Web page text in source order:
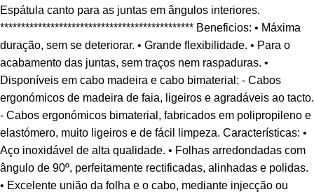
Espátula canto para as juntas em ângulos interiores.
********************************************** Beneficios: • Máxima
duração, sem se deteriorar. • Grande flexibilidade. • Para o
acabamento das juntas, sem traços nem raspaduras. •
Disponíveis em cabo madeira e cabo bimaterial: - Cabos
ergonómicos de madeira de faia, ligeiros e agradáveis ao tacto.
- Cabos ergonómicos bimaterial, fabricados em polipropileno e
elastómero, muito ligeiros e de fácil limpeza. Características: •
Aço inoxidável de alta qualidade. • Folhas arredondadas com
ângulo de 90º, perfeitamente rectificadas, alinhadas e polidas.
• Excelente união da folha e o cabo, mediante injecção ou